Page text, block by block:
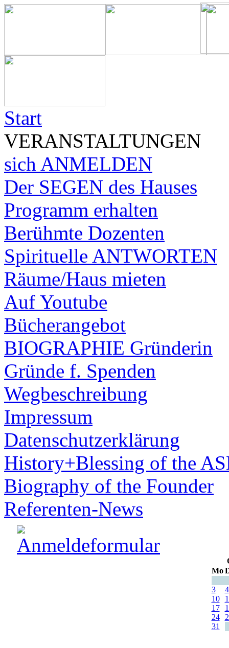
Start
VERANSTALTUNGEN
sich ANMELDEN
Der SEGEN des Hauses
Programm erhalten
Berühmte Dozenten
Spirituelle ANTWORTEN
Räume/Haus mieten
Auf Youtube
Bücherangebot
BIOGRAPHIE Gründerin
Gründe f. Spenden
Wegbeschreibung
Impressum
Datenschutzerklärung
History+Blessing of the
Biography of the Founder
Referenten-News
Mo
3
4
10
17
24
31